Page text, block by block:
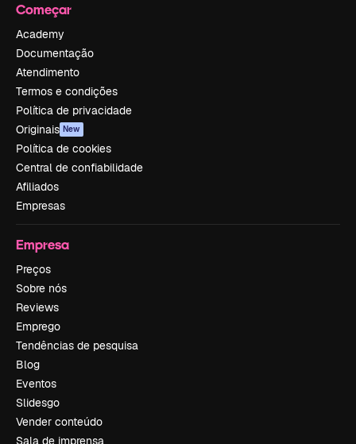
Começar
Academy
Documentação
Atendimento
Termos e condições
Política de privacidade
Originais New
Política de cookies
Central de confiabilidade
Afiliados
Empresas
Empresa
Preços
Sobre nós
Reviews
Emprego
Tendências de pesquisa
Blog
Eventos
Slidesgo
Vender conteúdo
Sala de imprensa